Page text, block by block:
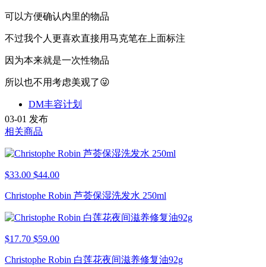
可以方便确认内里的物品
不过我个人更喜欢直接用马克笔在上面标注
因为本来就是一次性物品
所以也不用考虑美观了😜
DM丰容计划
03-01 发布
相关商品
$33.00 $44.00
Christophe Robin 芦荟保湿洗发水 250ml
$17.70 $59.00
Christophe Robin 白莲花夜间滋养修复油92g